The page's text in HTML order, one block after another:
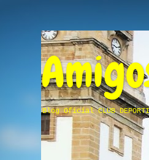
Blog Oficial CLUB